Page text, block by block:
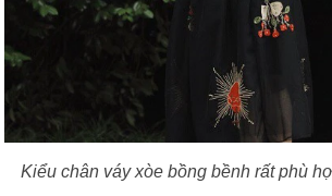
Kiểu chân váy xòe bồng bềnh rất phù